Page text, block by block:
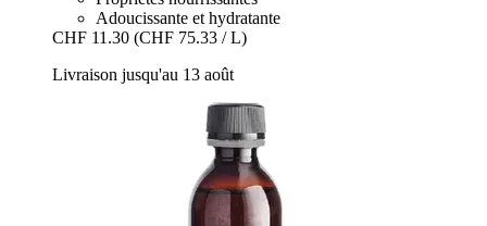
Adoucissante et hydratante
CHF 11.30 (CHF 75.33 / L)
Livraison jusqu'au 13 août